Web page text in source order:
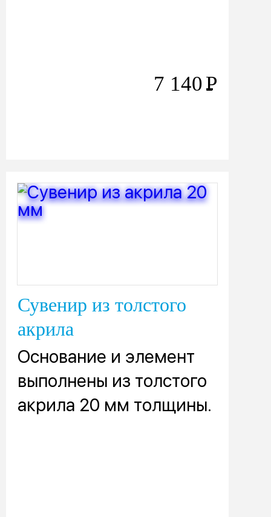
7 140Р
Сувенир из толстого
акрила
Основание и элемент
выполнены из толстого
акрила 20 мм толщины.